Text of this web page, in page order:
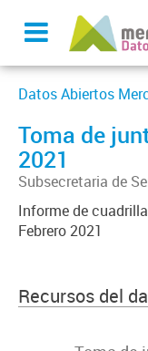
Datos Abiertos
Toma de
2021
Subsecretaria de
Informe de
Febrero 2021
Recursos del